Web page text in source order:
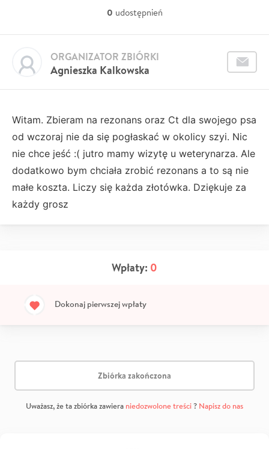
0 udostępnień
Agnieszka Kalkowska
ORGANIZATOR ZBIÓRKI
Witam. Zbieram na rezonans oraz Ct dla swojego psa
od wczoraj nie da się pogłaskać w okolicy szyi. Nic
nie chce jeść :( jutro mamy wizytę u weterynarza. Ale
dodatkowo bym chciała zrobić rezonans a to są nie
małe koszta. Liczy się każda złotówka. Dziękuje za
każdy grosz
Wpłaty: 0
Dokonaj pierwszej wpłaty
Zbiórka zakończona
Uważasz, że ta zbiórka zawiera niedozwolone treści? Napisz do nas